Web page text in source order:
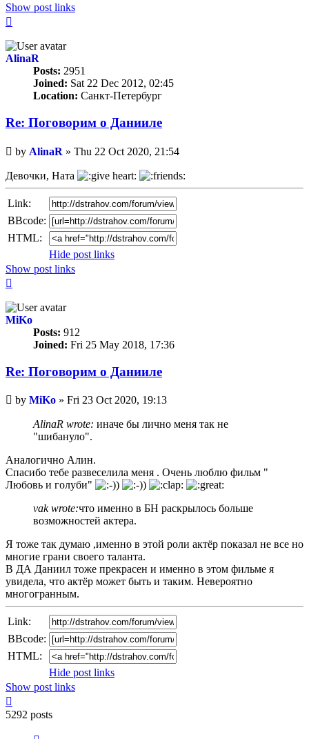
Show post links
AlinaR
Posts: 2951
Joined: Sat 22 Dec 2012, 02:45
Location: Санкт-Петербург
Re: Поговорим o Данииле
Unread
post
by AlinaR » Thu 22 Oct 2020, 21:54
Девочки, Ната
Link:
BBcode:
HTML:
Hide post links
Show post links
MiKo
Posts: 912
Joined: Fri 25 May 2018, 17:36
Re: Поговорим o Данииле
Unread
post
by MiKo » Fri 23 Oct 2020, 19:13
AlinaR wrote: иначе бы лично меня так не
"шибануло".
Аналогично Алин.
Спасибо тебе развеселила меня . Очень люблю фильм "
Любовь и голуби"
vak wrote:что именно в БН раскрылось больше
возможностей актера.
Я тоже так думаю ,именно в этой роли актёр показал не все но
многие грани своего таланта.
В ДА Даниил тоже прекрасен и именно в этом фильме я
увидела, что актёр может быть и таким. Невероятно
многогранным.
Link:
BBcode:
HTML:
Hide post links
Show post links
5292 posts